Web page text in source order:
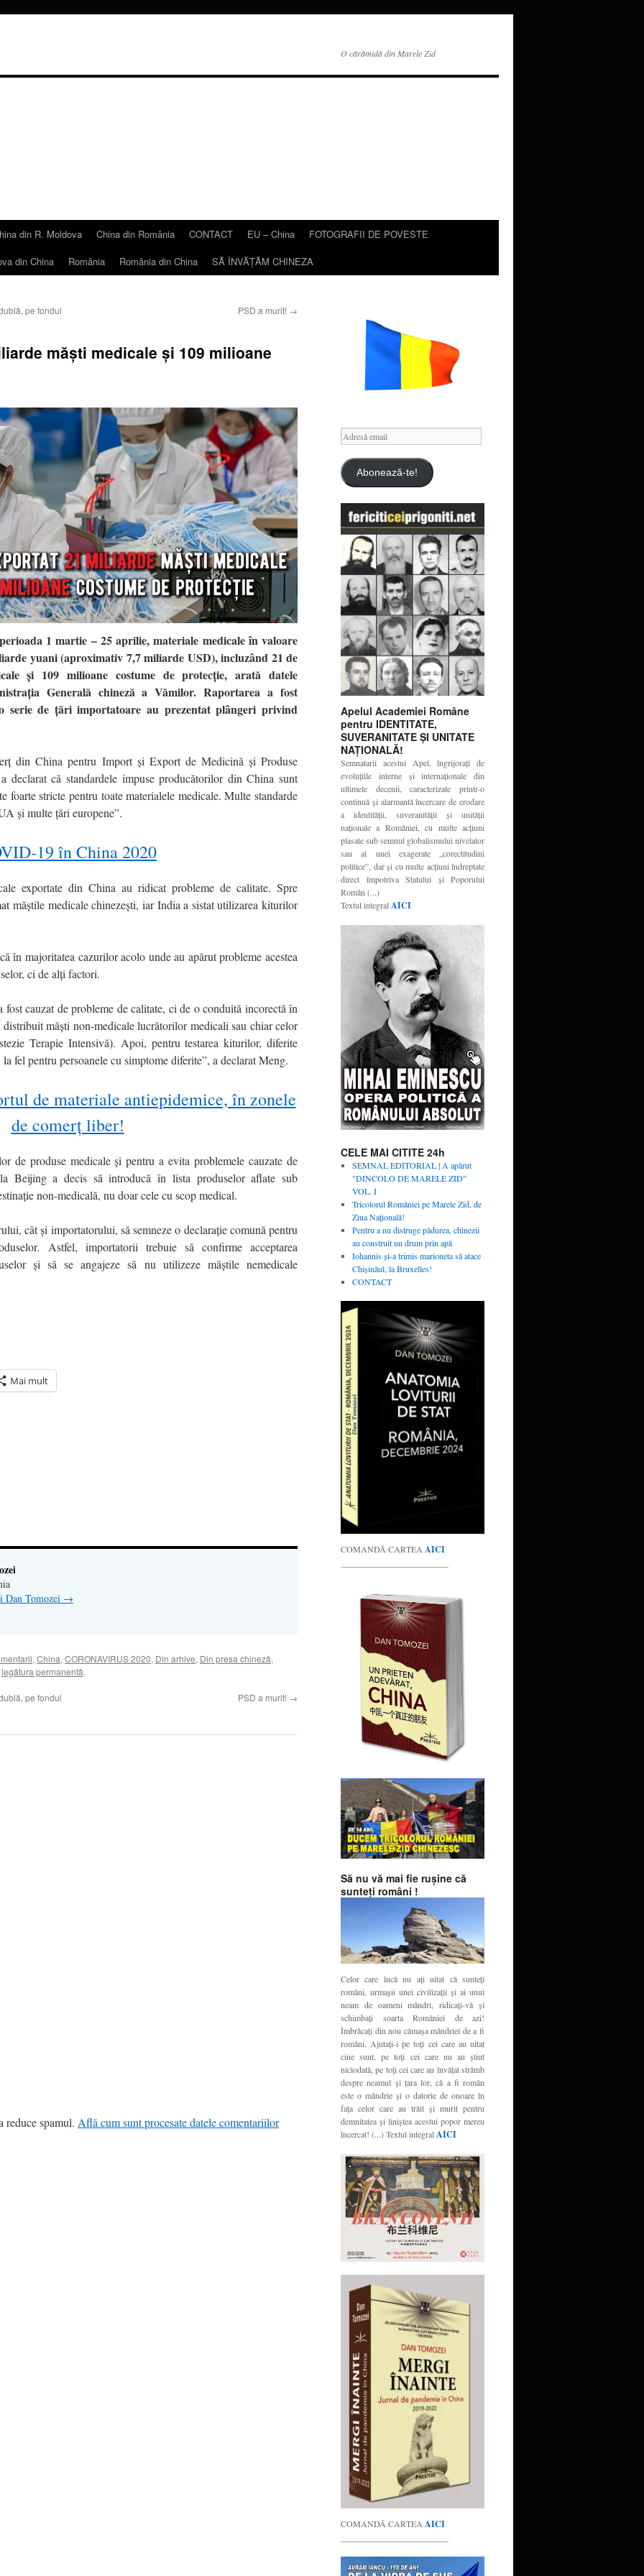
O cărămidă din Marele Zid
din R. Moldova China din România CONTACT EU – China
FOTOGRAFII DE POVESTE
din China România România din China SĂ ÎNVĂŢĂM CHINEZA
pe fondul
PSD a murit! →
măști medicale și 109 milioane
1 martie – 25 aprilie, materiale medicale în valoare
yuani (aproximativ 7,7 miliarde USD), incluzând 21 de
și 109 milioane costume de protecție, arată datele
Generală chineză a Vămilor. Raportarea a fost
serie de țări importatoare au prezentat plângeri privind
din China pentru Import și Export de Medicină și Produse
declarat că standardele impuse producătorilor din China sunt
foarte stricte pentru toate materialele medicale. Multe standarde
și multe țări europene”.
19 în China 2020
exportate din China au ridicat probleme de calitate. Spre
măștile medicale chinezești, iar India a sistat utilizarea kiturilor
în majoritatea cazurilor acolo unde au apărut probleme acestea
ci de alți factori.
fost cauzat de probleme de calitate, ci de o conduită incorectă în
măști non-medicale lucrătorilor medicali sau chiar celor
Terapie Intensivă). Apoi, pentru testarea kiturilor, diferite
fel pentru persoanele cu simptome diferite”, a declarat Meng.
de materiale antiepidemice, în zonele
de comerț liber!
de produse medicale și pentru a evita problemele cauzate de
Beijing a decis să introducă în lista produselor aflate sub
non-medicală, nu doar cele cu scop medical.
cât și importatorului, să semneze o declarație comună pentru
Astfel, importatorii trebuie să confirme acceptarea
și să se angajeze să nu utilizeze măștile nemedicale
Mai mult
Dan Tomozei →
,China,CORONAVIRUS 2020, Din arhive, Din presa chineză,
legătura permanentă.
pe fondul
PSD a murit! →
reduce spamul. Află cum sunt procesate datele comentariilor
Adresă
email
Abonează-te!
Apelul Academiei Române
pentru IDENTITATE,
SUVERANITATE ŞI UNITATE
NAŢIONALĂ!
Semnatarii acestui Apel, îngrijoraţi de
evoluţiile interne şi internaţionale din
ultimele decenii, caracterizate printr-o
continuă şi alarmantă încercare de erodare
a identităţii, suveranităţii şi unităţii
naţionale a României, cu multe acţiuni
plasate sub semnul globalismului nivelator
sau al unei exagerate „corectitudini
politice”, dar şi cu multe acţiuni îndreptate
direct împotriva Statului şi Poporului
Român (...)
Textul integralAICI
CELE MAI CITITE 24h
SEMNAL EDITORIAL | A apărut
"DINCOLO DE MARELE ZID"
VOL. I
Tricolorul României pe Marele Zid, de
Ziua Naţională!
Pentru a nu distruge pădurea, chinezii
au construit un drum prin apă
Iohannis și-a trimis marioneta să atace
Chișinăul, la Bruxelles!
CONTACT
COMANDĂ CARTEA AICI
Să nu vă mai fie ruşine că
sunteţi români !
Celor care încă nu aţi uitat că sunteţi
români, urmaşii unei civilizaţii şi ai unui
neam de oameni mândri, ridicaţi-vă şi
schimbaţi soarta României de azi!
Îmbrăcaţi din nou cămaşa mândriei de a fi
români. Ajutaţi-i pe toţi cei care au uitat
cine sunt, pe toţi cei care nu au ştiut
niciodată, pe toţi cei care au învăţat strâmb
despre neamul şi ţara lor, că a fi român
este o mândrie şi o datorie de onoare în
faţa celor care au trăit şi murit pentru
demnitatea şi liniştea acestui popor mereu
încercat! (...) Textul integralAICI
COMANDĂ CARTEA AICI